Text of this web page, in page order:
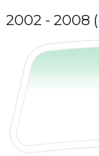
2002 - 2008